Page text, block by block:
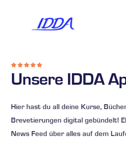
    
Unsere IDDA
Hier hast du all deine Kurse,
Brevetierungen digital gebündelt!
News Feed über alles auf dem